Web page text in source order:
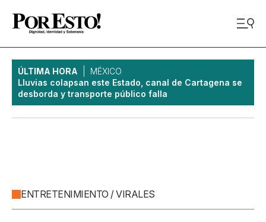
ÚLTIMA HORA
MÉXICO
Lluvias colapsan este Estado, canal de Cartagena se
desborda y transporte público falla
ENTRETENIMIENTO / VIRALES